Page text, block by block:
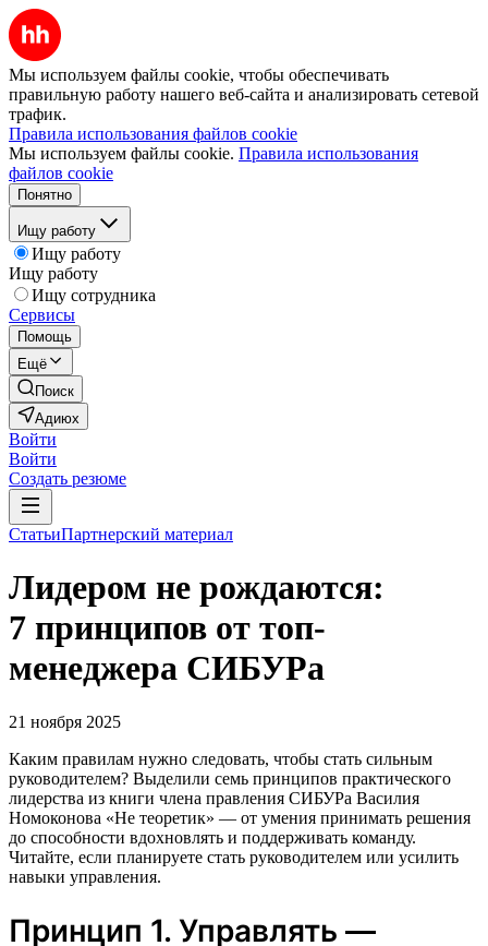
Мы используем файлы cookie, чтобы обеспечивать
правильную работу нашего веб-сайта и анализировать сетевой
трафик.
Правила использования файлов cookie
Мы используем файлы cookie. Правила использования
файлов cookie
Понятно
Ищу работу
Ищу работу
Ищу работу
Ищу сотрудника
Сервисы
Помощь
Ещё
Поиск
Адиюх
Войти
Войти
Создать резюме
СтатьиПартнерский материал
Лидером не рождаются:
7 принципов от топ-
менеджера СИБУРа
21 ноября 2025
Каким правилам нужно следовать, чтобы стать сильным
руководителем? Выделили семь принципов практического
лидерства из книги члена правления СИБУРа Василия
Номоконова «Не теоретик» — от умения принимать решения
до способности вдохновлять и поддерживать команду.
Читайте, если планируете стать руководителем или усилить
навыки управления.
Принцип 1. Управлять —